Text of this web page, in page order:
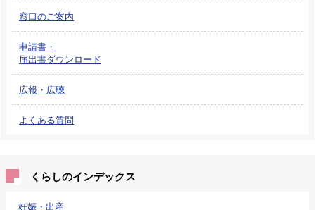
窓口のご案内
申請書・
届出書ダウンロード
広報・広聴
よくある質問
くらしのインデックス
妊娠・出産